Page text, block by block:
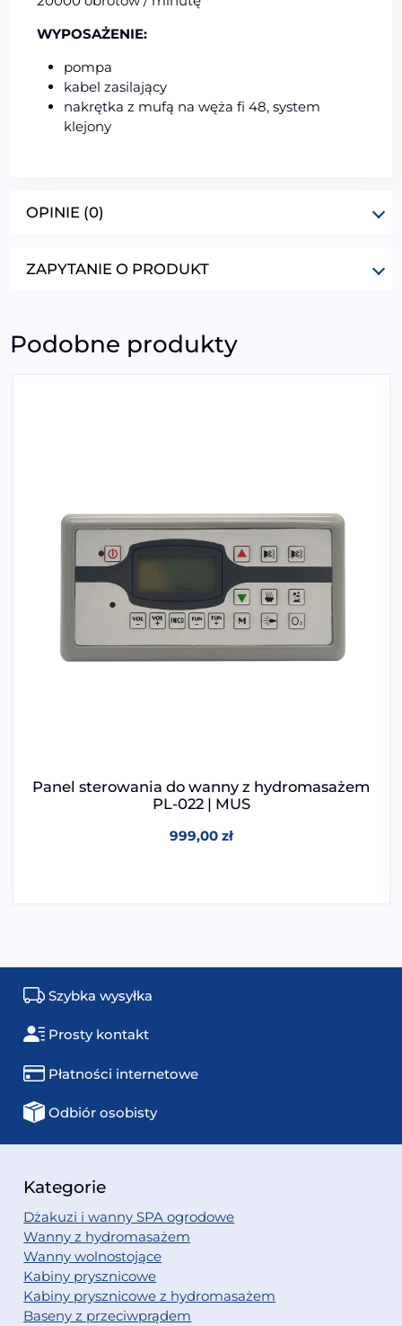
WYPOSAŻENIE:
pompa
kabel zasilający
nakrętka z mufą na węża fi 48, system
klejony
OPINIE (0)
ZAPYTANIE O PRODUKT
Podobne produkty
Panel sterowania do wanny z hydromasażem
PL-022 | MUS
999,00 zł
Szybka wysyłka
Prosty kontakt
Płatności internetowe
Odbiór osobisty
Kategorie
Dżakuzi i wanny SPA ogrodowe
Wanny z hydromasażem
Wanny wolnostojące
Kabiny prysznicowe
Kabiny prysznicowe z hydromasażem
Baseny z przeciwprądem